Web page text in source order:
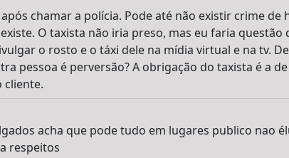
chamar a polícia. Pode até não existir crime de
O taxista não iria preso, mas eu faria questão
o rosto e o táxi dele na mídia virtual e na tv.
pessoa é perversão? A obrigação do taxista é a
cliente.
acha que pode tudo em lugares publico nao
respeitos